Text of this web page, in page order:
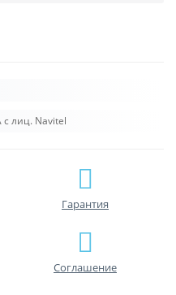
с лиц. Navitel
Гарантия
Соглашение